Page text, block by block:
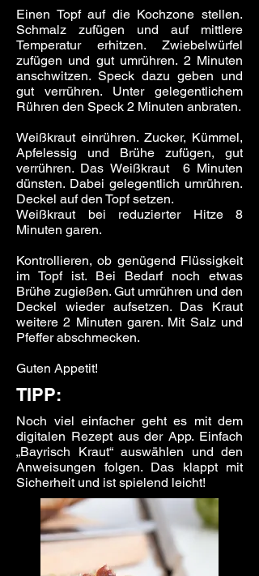
Einen Topf auf die Kochzone stellen.
Schmalz zufügen und auf mittlere
Temperatur erhitzen. Zwiebelwürfel
zufügen und gut umrühren. 2 Minuten
anschwitzen. Speck dazu geben und
gut verrühren. Unter gelegentlichem
Rühren den Speck 2 Minuten anbraten.
Weißkraut einrühren. Zucker, Kümmel,
Apfelessig und Brühe zufügen, gut
verrühren. Das Weißkraut 6 Minuten
dünsten. Dabei gelegentlich umrühren.
Deckel auf den Topf setzen.
Weißkraut bei reduzierter Hitze 8
Minuten garen.
Kontrollieren, ob genügend Flüssigkeit
im Topf ist. Bei Bedarf noch etwas
Brühe zugießen. Gut umrühren und den
Deckel wieder aufsetzen. Das Kraut
weitere 2 Minuten garen. Mit Salz und
Pfeffer abschmecken.
Guten Appetit!
TIPP:
Noch viel einfacher geht es mit dem
digitalen Rezept aus der App. Einfach
„Bayrisch Kraut“ auswählen und den
Anweisungen folgen. Das klappt mit
Sicherheit und ist spielend leicht!